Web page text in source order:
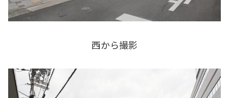
西から撮影